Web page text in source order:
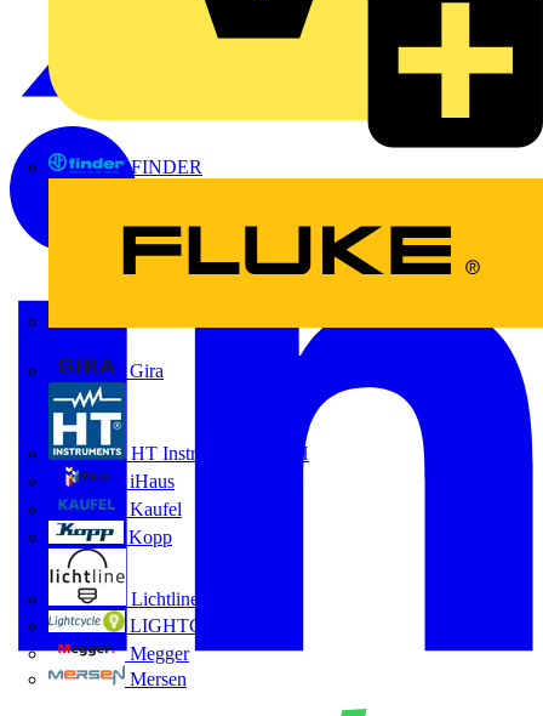
FINDER
Gira
HT Instruments GmbH
iHaus
Kaufel
Kopp
Lichtline
LIGHTCYCLE
Megger
Mersen